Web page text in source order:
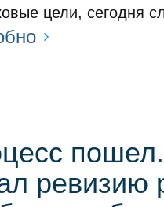
цели, сегодня
ревизию